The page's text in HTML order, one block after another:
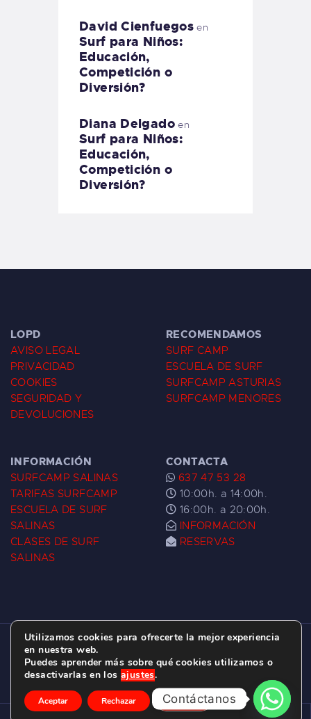
David Cienfuegos en
Surf para Niños:
Educación,
Competición o
Diversión?
Diana Delgadoen
Surf para Niños:
Educación,
Competición o
Diversión?
LOPD
AVISO LEGAL
PRIVACIDAD
COOKIES
SEGURIDAD Y
DEVOLUCIONES
RECOMENDAMOS
SURF CAMP
ESCUELA DE SURF
SURFCAMP ASTURIAS
SURFCAMP MENORES
INFORMACIÓN
SURFCAMP SALINAS
TARIFAS SURFCAMP
ESCUELA DE SURF
SALINAS
CLASES DE SURF
SALINAS
CONTACTA
637 47 53 28
10:00h. a 14:00h.
16:00h. a 20:00h.
INFORMACIÓN
RESERVAS
ESCUELA DE SURF LAS DUNAS ©
C/ BERNARDO ÁLVAREZ GALAN 1, SALINAS
(ASTURIAS)
Utilizamos cookies para ofrecerte la mejor experiencia
en nuestra web.
Puedes aprender más sobre qué cookies utilizamos o
desactivarlas en los ajustes.
Aceptar Rechazar Ajustes
Contáctanos